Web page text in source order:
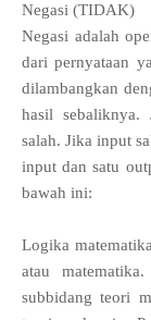
Negasi (TIDAK)
Negasi adalah
dari pernyataan
dilambangkan
hasil sebaliknya.
salah. Jika input
input dan satu
bawah ini:
Logika
atau
subbidang teori